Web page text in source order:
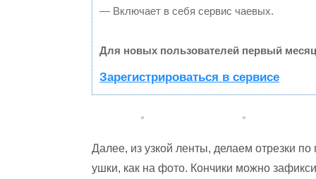
— Включает в себя сервис чаевых.
Для новых пользователей первый
Зарегистрироваться в сервисе
Далее, из узкой ленты, делаем отрезки
ушки, как на фото. Кончики можно